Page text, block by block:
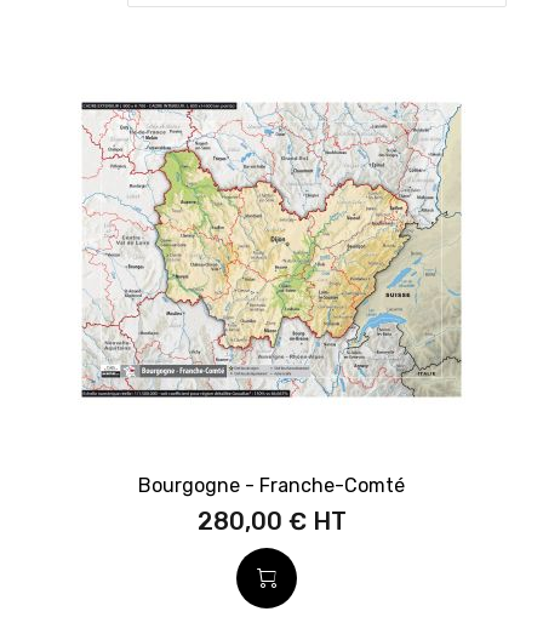
Bourgogne - Franche-Comté
280,00 €